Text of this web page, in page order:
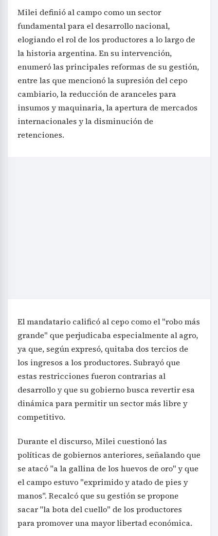
Milei definió al campo como un sector
fundamental para el desarrollo nacional,
elogiando el rol de los productores a lo largo de
la historia argentina. En su intervención,
enumeró las principales reformas de su gestión,
entre las que mencionó la supresión del cepo
cambiario, la reducción de aranceles para
insumos y maquinaria, la apertura de mercados
internacionales y la disminución de
retenciones.
El mandatario calificó al cepo como el "robo más
grande" que perjudicaba especialmente al agro,
ya que, según expresó, quitaba dos tercios de
los ingresos a los productores. Subrayó que
estas restricciones fueron contrarias al
desarrollo y que su gobierno busca revertir esa
dinámica para permitir un sector más libre y
competitivo.
Durante el discurso, Milei cuestionó las
políticas de gobiernos anteriores, señalando que
se atacó "a la gallina de los huevos de oro" y que
el campo estuvo "exprimido y atado de pies y
manos". Recalcó que su gestión se propone
sacar "la bota del cuello" de los productores
para promover una mayor libertad económica.